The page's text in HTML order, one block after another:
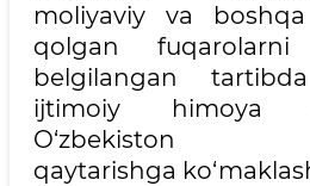
moliyaviy va
qolgan fuqarolarni
belgilangan
ijtimoiy himoya
O‘zbekiston
qaytarishga